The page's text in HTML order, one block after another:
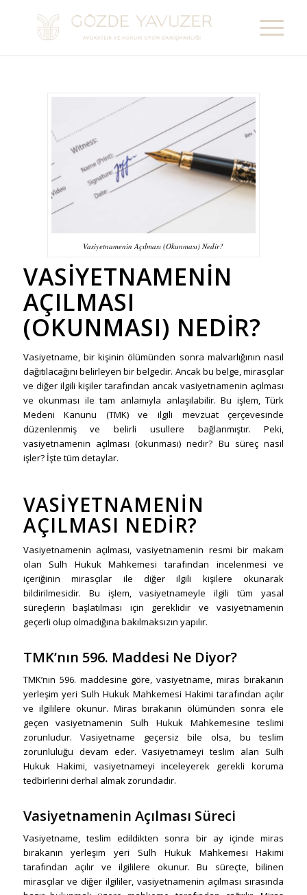
Vasiyetnamenin Açılması (Okunması) Nedir?
VASIYETNAMENIN
AÇILMASI
(OKUNMASI) NEDIR?
Vasiyetname, bir kişinin ölümünden sonra malvarlığının nasıl
dağıtılacağını belirleyen bir belgedir. Ancak bu belge, mirasçılar
ve diğer ilgili kişiler tarafından ancak vasiyetnamenin açılması
ve okunması ile tam anlamıyla anlaşılabilir. Bu işlem, Türk
Medeni Kanunu (TMK) ve ilgili mevzuat çerçevesinde
düzenlenmiş ve belirli usullere bağlanmıştır. Peki,
vasiyetnamenin açılması (okunması) nedir? Bu süreç nasıl
işler? İşte tüm detaylar.
VASIYETNAMENIN
AÇILMASI NEDIR?
Vasiyetnamenin açılması, vasiyetnamenin resmi bir makam
olan Sulh Hukuk Mahkemesi tarafından incelenmesi ve
içeriğinin mirasçılar ile diğer ilgili kişilere okunarak
bildirilmesidir. Bu işlem, vasiyetnameyle ilgili tüm yasal
süreçlerin başlatılması için gereklidir ve vasiyetnamenin
geçerli olup olmadığına bakılmaksızın yapılır.
TMK’nın 596. Maddesi Ne Diyor?
TMK’nın 596. maddesine göre, vasiyetname, miras bırakanın
yerleşim yeri Sulh Hukuk Mahkemesi Hakimi tarafından açılır
ve ilgililere okunur. Miras bırakanın ölümünden sonra ele
geçen vasiyetnamenin Sulh Hukuk Mahkemesine teslimi
zorunludur. Vasiyetname geçersiz bile olsa, bu teslim
zorunluluğu devam eder. Vasiyetnameyi teslim alan Sulh
Hukuk Hakimi, vasiyetnameyi inceleyerek gerekli koruma
tedbirlerini derhal almak zorundadır.
Vasiyetnamenin Açılması Süreci
Vasiyetname, teslim edildikten sonra bir ay içinde miras
bırakanın yerleşim yeri Sulh Hukuk Mahkemesi Hakimi
tarafından açılır ve ilgililere okunur. Bu süreçte, bilinen
mirasçılar ve diğer ilgililer, vasiyetnamenin açılması sırasında